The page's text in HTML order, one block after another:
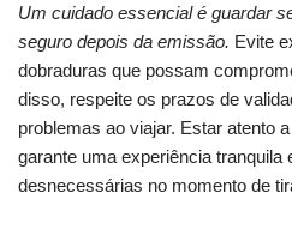
Um cuidado essencial é guardar
seguro depois da emissão. Evite
dobraduras que possam
disso, respeite os prazos de
problemas ao viajar. Estar atento
garante uma experiência tranquila
desnecessárias no momento de